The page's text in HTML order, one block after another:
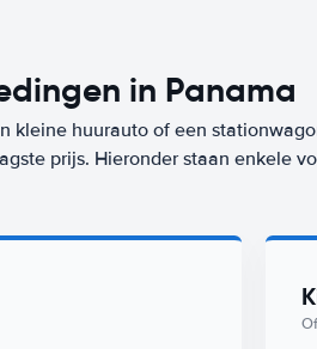
in Panama
kleine huurauto of een
prijs. Hieronder staan enkele